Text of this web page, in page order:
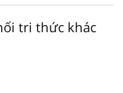
tri thức khác